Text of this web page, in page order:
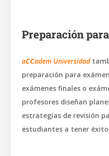
Preparación
aCCadem Universidad
preparación para
exámenes finales o
profesores diseñan
estrategias de revisión
estudiantes a tener